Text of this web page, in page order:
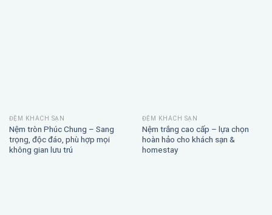
ĐỆM KHÁCH SẠN
Nệm tròn Phúc Chung – Sang
trọng, độc đáo, phù hợp mọi
không gian lưu trú
ĐỆM KHÁCH SẠN
Nệm trắng cao cấp – lựa chọn
hoàn hảo cho khách sạn &
homestay